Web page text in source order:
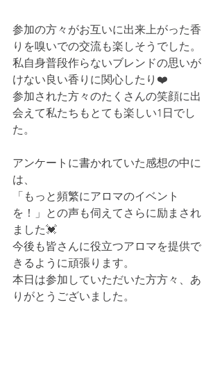
参加の方々がお互いに出来上がった香
りを嗅いでの交流も楽しそうでした。
私自身普段作らないブレンドの思いが
けない良い香りに関心したり❤️
参加された方々のたくさんの笑顔に出
会えて私たちもとても楽しい1日でし
た。
アンケートに書かれていた感想の中に
は、
「もっと頻繁にアロマのイベント
を！」との声も伺えてさらに励まされ
ました💓
今後も皆さんに役立つアロマを提供で
きるように頑張ります。
本日は参加していただいた方方々、あ
りがとうございました。